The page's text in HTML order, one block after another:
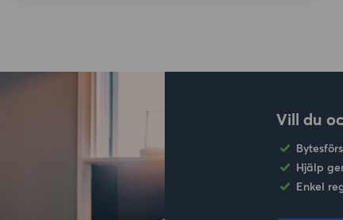
Vill du
Hjälp
Enkel